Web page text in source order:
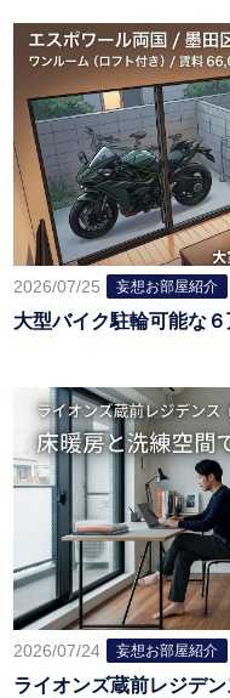
2026/07/25 妄想お部屋紹介
大型バイク駐輪可能な
2026/07/24 妄想お部屋紹介
ライオンズ蔵前レジデ